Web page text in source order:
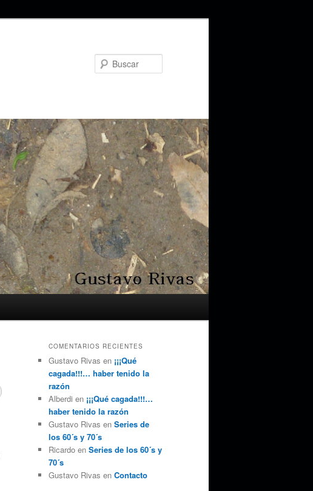
COMENTARIOS RECIENTES
Gustavo Rivas en ¡¡¡Qué
cagada!!!… haber tenido la
razón
Alberdi en ¡¡¡Qué cagada!!!…
haber tenido la razón
Gustavo Rivas en Series de
los 60´s y 70´s
Ricardo en Series de los 60´s y
70´s
Gustavo Rivas en Contacto